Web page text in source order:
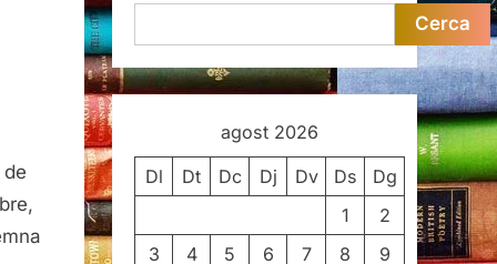
Cerca
agost 2026
Dl Dt Dc Dj Dv Ds
Dg
1
2
3
4 5 6 7 8
9